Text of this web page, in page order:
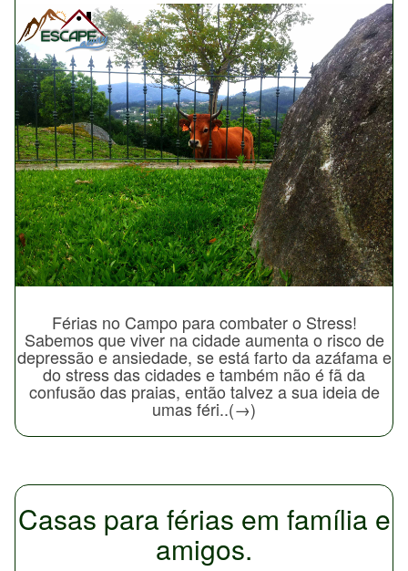
Férias no Campo para combater o Stress!
Sabemos que viver na cidade aumenta o risco de
depressão e ansiedade, se está farto da azáfama e
do stress das cidades e também não é fã da
confusão das praias, então talvez a sua ideia de
umas féri..(→)
Casas para férias em família e
amigos.